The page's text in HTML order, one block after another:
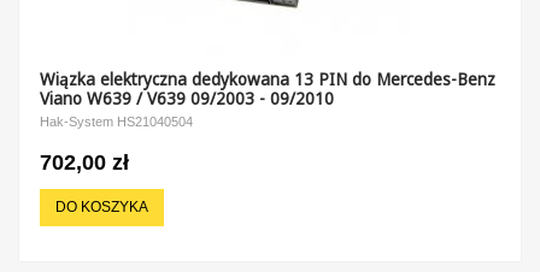
Wiązka elektryczna dedykowana 13 PIN do Mercedes-Benz
Viano W639 / V639 09/2003 - 09/2010
Hak-System HS21040504
702,00 zł
DO KOSZYKA